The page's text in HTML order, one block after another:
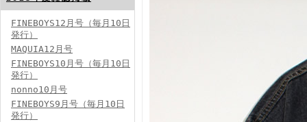
2024分バックナンバー
2023分バックナンバー
2022年分バックナンバー
FINEBOYS12月号（毎月10日
発行）
MAQUIA12月号
FINEBOYS10月号（毎月10日
発行）
nonno10月号
FINEBOYS9月号（毎月10日
発行）